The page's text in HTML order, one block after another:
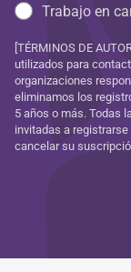
Trabajo en
[TÉRMINOS DE
utilizados para
organizaciones
eliminamos los
5 años o más. Todas
invitadas a
cancelar su